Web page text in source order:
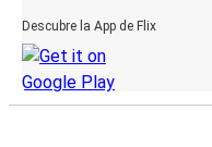
Descubre la App de Flix